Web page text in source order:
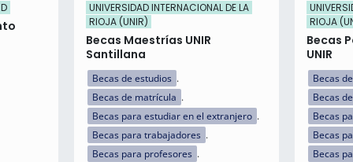
UNIVERSIDAD INTERNACIONAL DE LA
RIOJA (UNIR)
Becas Maestrías UNIR
Santillana
Becas de estudios
Becas de matrícula
Becas para estudiar en el extranjero
Becas para trabajadores
Becas para profesores
RIOJA
Becas
UNIR
Becas
Becas
Becas
Becas
Becas